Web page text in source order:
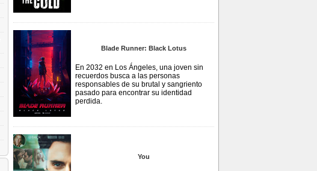
Blade Runner: Black Lotus
En 2032 en Los Ángeles, una joven sin
recuerdos busca a las personas
responsables de su brutal y sangriento
pasado para encontrar su identidad
perdida.
You